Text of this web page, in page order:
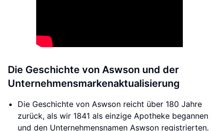
Die Geschichte von Aswson und der
Unternehmensmarkenaktualisierung
Die Geschichte von Aswson reicht über 180 Jahre
zurück, als wir 1841 als einzige Apotheke begannen
und den Unternehmensnamen Aswson registrierten.